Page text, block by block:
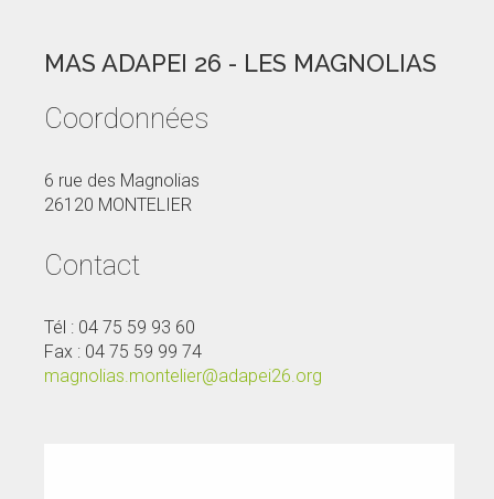
MAS ADAPEI 26 - LES MAGNOLIAS
Coordonnées
6 rue des Magnolias
26120 MONTELIER
Contact
Tél : 04 75 59 93 60
Fax : 04 75 59 99 74
magnolias.montelier@adapei26.org